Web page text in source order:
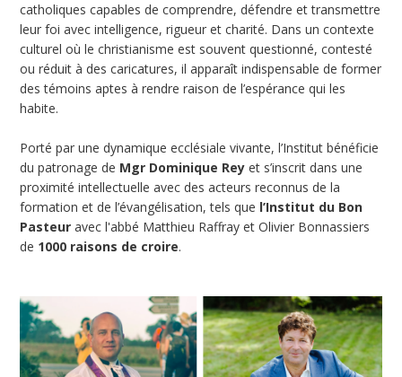
catholiques capables de comprendre, défendre et transmettre
leur foi avec intelligence, rigueur et charité. Dans un contexte
culturel où le christianisme est souvent questionné, contesté
ou réduit à des caricatures, il apparaît indispensable de former
des témoins aptes à rendre raison de l’espérance qui les
habite.
Porté par une dynamique ecclésiale vivante, l’Institut bénéficie
du patronage de Mgr Dominique Rey et s’inscrit dans une
proximité intellectuelle avec des acteurs reconnus de la
formation et de l’évangélisation, tels que l’Institut du Bon
Pasteur avec l'abbé Matthieu Raffray et Olivier Bonnassiers
de 1000 raisons de croire.